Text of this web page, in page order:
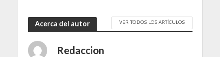
Acerca del autor VER TODOS LOS ARTÍCULOS
Redaccion